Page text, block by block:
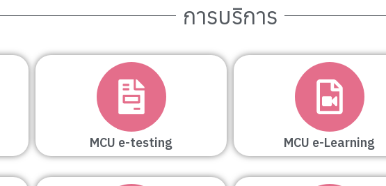
การบริการ
MCU e-testing MCU e-Learning